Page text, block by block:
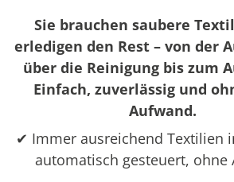
Sie brauchen saubere
erledigen den Rest – von der
über die Reinigung bis zum
Einfach, zuverlässig und
Aufwand.
✔ Immer ausreichend Textilien
automatisch gesteuert, ohne